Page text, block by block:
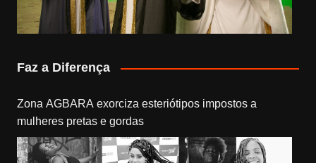
Faz a Diferença
Zona AGBARA exorciza esteriótipos impostos a
mulheres pretas e gordas